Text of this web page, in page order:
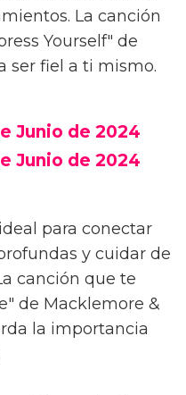
La canción
Yourself" de
ser fiel a ti mismo.
Junio de 2024
Junio de 2024
para conectar
y cuidar de
canción que te
de Macklemore &
la importancia